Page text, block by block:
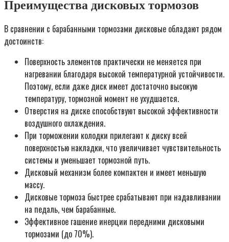
Преимущества дисковых тормозов
В сравнении с барабанными тормозами дисковые обладают рядом
достоинств:
Поверхность элементов практически не меняется при
нагревании благодаря высокой температурной устойчивости.
Поэтому, если даже диск имеет достаточно высокую
температуру, тормозной момент не ухудшается.
Отверстия на диске способствуют высокой эффективности
воздушного охлаждения.
При торможении колодки прилегают к диску всей
поверхностью накладки, что увеличивает чувствительность
системы и уменьшает тормозной путь.
Дисковый механизм более компактен и имеет меньшую
массу.
Дисковые тормоза быстрее срабатывают при надавливании
на педаль, чем барабанные.
Эффективное гашение инерции передними дисковыми
тормозами (до 70%).